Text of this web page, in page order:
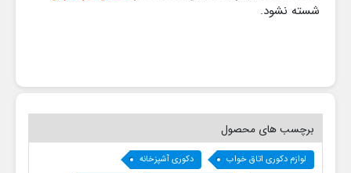
شسته نشود.
برچسب های محصول
لوازم دکوری اتاق خواب
دکوری آشپزخانه